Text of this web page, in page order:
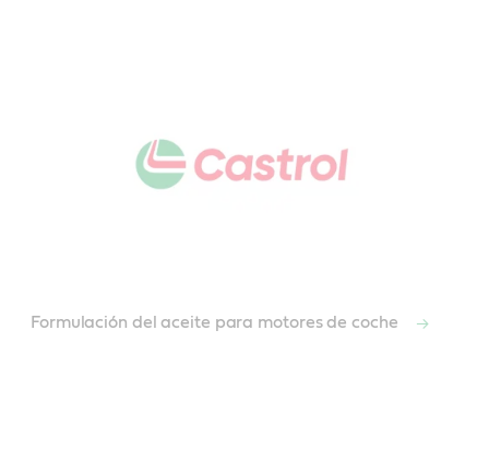
Formulación del aceite para motores de coche